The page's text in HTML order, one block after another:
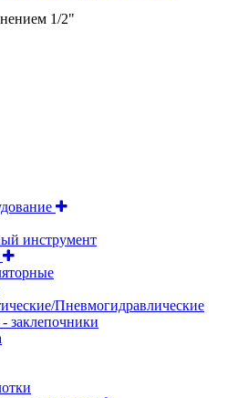
1/2"
инструмент
Пневмогидравлические
заклепочники